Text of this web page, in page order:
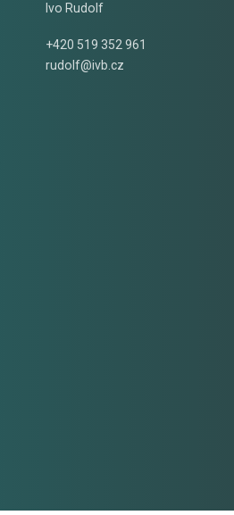
Ivo Rudolf
+420 519 352 961
rudolf@ivb.cz